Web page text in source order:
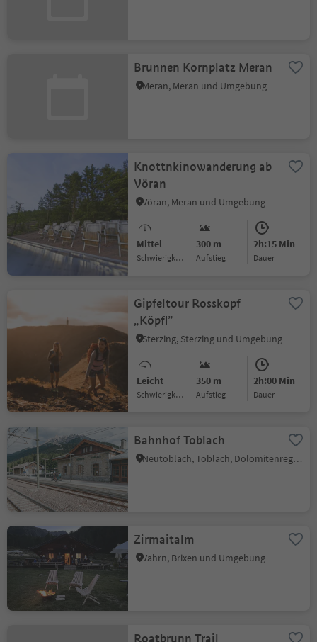
Brunnen Kornplatz Meran
Meran, Meran und Umgebung
Knottnkinowanderung ab
Vöran
Vöran, Meran und Umgebung
Mittel
Schwierigkeitsgrad
300 m
Aufstieg
2h:15 Min
Dauer
Gipfeltour Rosskopf
„Köpfl”
Sterzing, Sterzing und Umgebung
Leicht
Schwierigkeitsgrad
350 m
Aufstieg
2h:00 Min
Dauer
Bahnhof Toblach
Neutoblach, Toblach, Dolomitenregion 3 Zinnen
Zirmaitalm
Vahrn, Brixen und Umgebung
Roatbrunn Trail